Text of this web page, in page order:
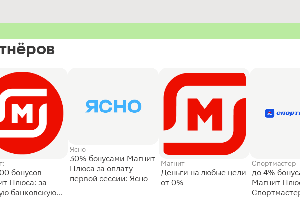
бонусов
Плюса: за
банковскую
Ясно
30% бонусами Магнит
Плюса за оплату
первой сессии: Ясно
Магнит
Деньги на любые цели
от 0%
Спортмастер
до 4%
Магнит